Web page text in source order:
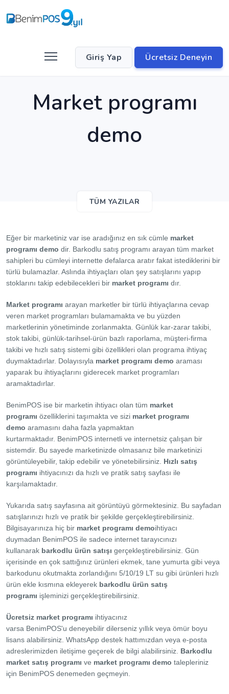
Giriş Yap Ücretsiz Deneyin
Market programı
demo
TÜM YAZILAR
Eğer bir marketiniz var ise aradığınız en sık cümle market
programı demo dir. Barkodlu satış programı arayan tüm market
sahipleri bu cümleyi internette defalarca aratır fakat istediklerini bir
türlü bulamazlar. Aslında ihtiyaçları olan şey satışlarını yapıp
stoklarını takip edebilecekleri bir market programı dır.
Market programı arayan marketler bir türlü ihtiyaçlarına cevap
veren market programları bulamamakta ve bu yüzden
marketlerinin yönetiminde zorlanmakta. Günlük kar-zarar takibi,
stok takibi, günlük-tarihsel-ürün bazlı raporlama, müşteri-firma
takibi ve hızlı satış sistemi gibi özellikleri olan programa ihtiyaç
duymaktadırlar. Dolayısıyla market programı demo araması
yaparak bu ihtiyaçlarını giderecek market programları
aramaktadırlar.
BenimPOS ise bir marketin ihtiyacı olan tüm market
programı özelliklerini taşımakta ve sizi market programı
demo aramasını daha fazla yapmaktan
kurtarmaktadır. BenimPOS internetli ve internetsiz çalışan bir
sistemdir. Bu sayede marketinizde olmasanız bile marketinizi
görüntüleyebilir, takip edebilir ve yönetebilirsiniz. Hızlı satış
programı ihtiyacınızı da hızlı ve pratik satış sayfası ile
karşılamaktadır.
Yukarıda satış sayfasına ait görüntüyü görmektesiniz. Bu sayfadan
satışlarınızı hızlı ve pratik bir şekilde gerçekleştirebilirsiniz.
Bilgisayarınıza hiç bir market programı demoihtiyacı
duymadan BenimPOS ile sadece internet tarayıcınızı
kullanarak barkodlu ürün satışı gerçekleştirebilirsiniz. Gün
içerisinde en çok sattığınız ürünleri ekmek, tane yumurta gibi veya
barkodunu okutmakta zorlandığını 5/10/19 LT su gibi ürünleri hızlı
ürün ekle kısmına ekleyerek barkodlu ürün satış
programı işleminizi gerçekleştirebilirsiniz.
Ücretsiz market programı ihtiyacınız
varsa BenimPOS'u deneyebilir dilerseniz yıllık veya ömür boyu
lisans alabilirsiniz. WhatsApp destek hattımızdan veya e-posta
adreslerimizden iletişime geçerek de bilgi alabilirsiniz. Barkodlu
market satış programı ve market programı demo talepleriniz
için BenimPOS denemeden geçmeyin.